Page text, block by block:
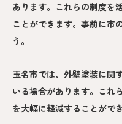
あります。これらの制度を
ことができます。事前に市
う。
玉名市では、外壁塗装に関
いる場合があります。これ
を大幅に軽減することができ